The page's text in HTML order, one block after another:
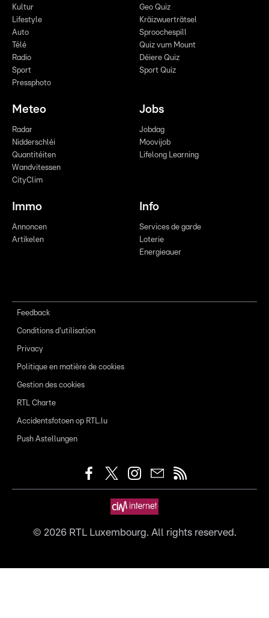
Kultur
Lifestyle
Auto
Télé
Radio
Sport
Pressphoto
Geo Quiz
Kräizwuerträtsel
Sproochespill
Quiz vum Mount
Déiere Quiz
Sport Quiz
Meteo
Radar
Nidderschléi
Quantitéiten
Wandvitessen
CityClim
Jobs
Jobdag
Moovijob
Lifelong Learning
Immo
Annoncen
Artikelen
Info
Services de garde
Loterie
Energieauer
Feedback
Conditions d'utilisation
Privacy
Politique en matière de cookies
Gestion des cookies
RTL Charte
Accidentsfotoen op RTL.lu
Push Astellungen
© 2026RTL Luxembourg. All rights reserved.